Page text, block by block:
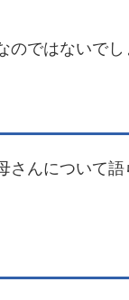
のではないでし
さんについて語